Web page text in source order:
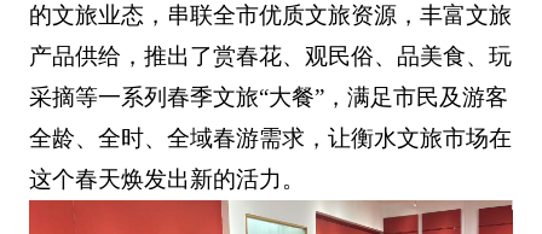
的文旅业态，串联全市优质文旅资源，丰富文旅
产品供给，推出了赏春花、观民俗、品美食、玩
采摘等一系列春季文旅“大餐”，满足市民及游客
全龄、全时、全域春游需求，让衡水文旅市场在
这个春天焕发出新的活力。